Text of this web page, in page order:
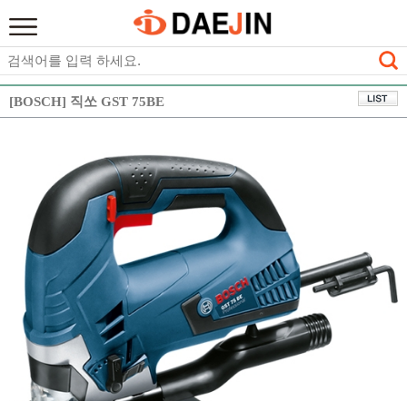
[BOSCH] 직쏘 GST 75BE